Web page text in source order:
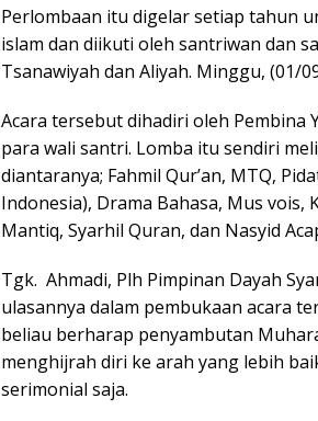
Perlombaan itu digelar setiap tahun
islam dan diikuti oleh santriwan dan
Tsanawiyah dan Aliyah. Minggu, (01/
Acara tersebut dihadiri oleh Pembina
para wali santri. Lomba itu sendiri
diantaranya; Fahmil Qur’an, MTQ,
Indonesia), Drama Bahasa, Mus vois,
Mantiq, Syarhil Quran, dan Nasyid
Tgk. Ahmadi, Plh Pimpinan Dayah
ulasannya dalam pembukaan acara
beliau berharap penyambutan
menghijrah diri ke arah yang lebih
serimonial saja.